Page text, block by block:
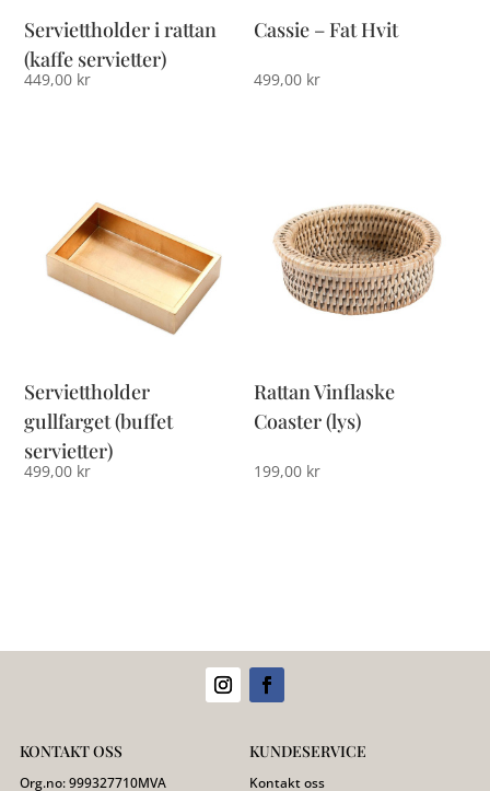
Serviettholder i rattan
(kaffe servietter)
449,00 kr
Cassie – Fat Hvit
499,00 kr
Serviettholder
gullfarget (buffet
servietter)
499,00 kr
Rattan Vinflaske
Coaster (lys)
199,00 kr
KONTAKT OSS
Org.no:999327710MVA
KUNDESERVICE
Kontakt oss